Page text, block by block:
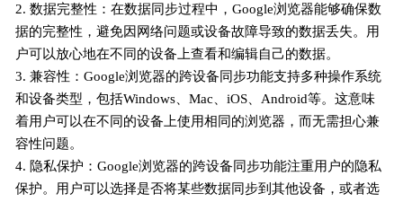
2. 数据完整性：在数据同步过程中，Google浏览器能够确保数
据的完整性，避免因网络问题或设备故障导致的数据丢失。用
户可以放心地在不同的设备上查看和编辑自己的数据。
3. 兼容性：Google浏览器的跨设备同步功能支持多种操作系统
和设备类型，包括Windows、Mac、iOS、Android等。这意味
着用户可以在不同的设备上使用相同的浏览器，而无需担心兼
容性问题。
4. 隐私保护：Google浏览器的跨设备同步功能注重用户的隐私
保护。用户可以选择是否将某些数据同步到其他设备，或者选